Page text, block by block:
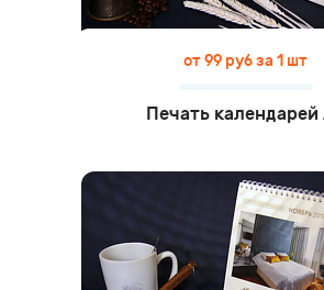
от 99 руб за 1 шт
Печать календарей